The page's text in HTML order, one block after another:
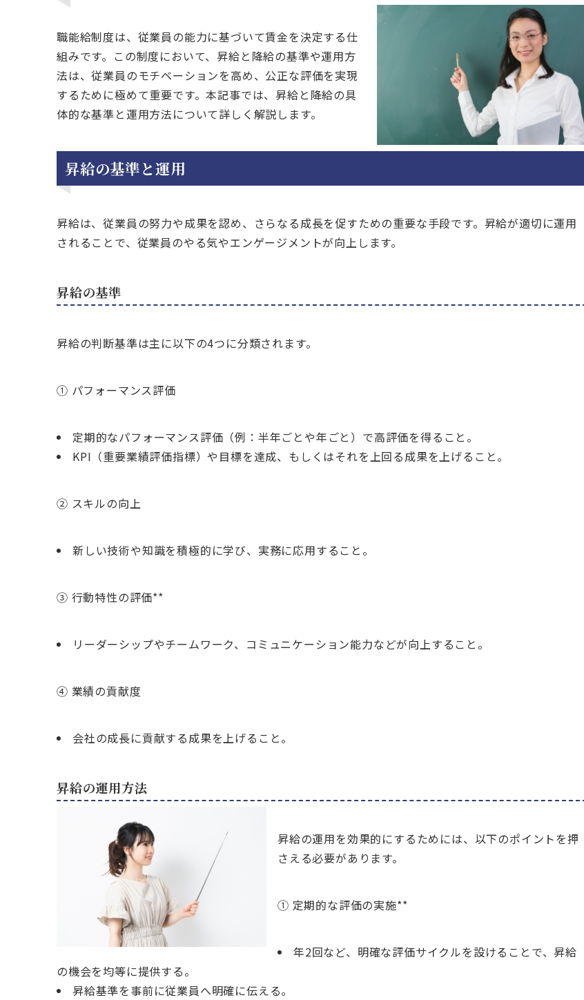
職能給制度は、従業員の能力に基づいて賃金を決定する仕
組みです。この制度において、昇給と降給の基準や運用方
法は、従業員のモチベーションを高め、公正な評価を実現
するために極めて重要です。本記事では、昇給と降給の具
体的な基準と運用方法について詳しく解説します。
昇給の基準と運用
昇給は、従業員の努力や成果を認め、さらなる成長を促すための重要な手段です。昇給が適切に運用
されることで、従業員のやる気やエンゲージメントが向上します。
昇給の基準
昇給の判断基準は主に以下の4つに分類されます。
① パフォーマンス評価
定期的なパフォーマンス評価（例：半年ごとや年ごと）で高評価を得ること。
KPI（重要業績評価指標）や目標を達成、もしくはそれを上回る成果を上げること。
② スキルの向上
新しい技術や知識を積極的に学び、実務に応用すること。
③ 行動特性の評価**
リーダーシップやチームワーク、コミュニケーション能力などが向上すること。
④ 業績の貢献度
会社の成長に貢献する成果を上げること。
昇給の運用方法
昇給の運用を効果的にするためには、以下のポイントを押
さえる必要があります。
① 定期的な評価の実施**
年2回など、明確な評価サイクルを設けることで、昇給
の機会を均等に提供する。
昇給基準を事前に従業員へ明確に伝える。